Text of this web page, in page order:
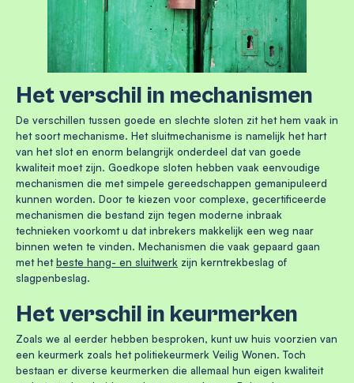
Het verschil in mechanismen
De verschillen tussen goede en slechte sloten zit het hem vaak in
het soort mechanisme. Het sluitmechanisme is namelijk het hart
van het slot en enorm belangrijk onderdeel dat van goede
kwaliteit moet zijn. Goedkope sloten hebben vaak eenvoudige
mechanismen die met simpele gereedschappen gemanipuleerd
kunnen worden. Door te kiezen voor complexe, gecertificeerde
mechanismen die bestand zijn tegen moderne inbraak
technieken voorkomt u dat inbrekers makkelijk een weg naar
binnen weten te vinden. Mechanismen die vaak gepaard gaan
met hetbeste hang- en sluitwerk zijn kerntrekbeslag of
slagpenbeslag.
Het verschil in keurmerken
Zoals we al eerder hebben besproken, kunt uw huis voorzien van
een keurmerk zoals het politiekeurmerk Veilig Wonen. Toch
bestaan er diverse keurmerken die allemaal hun eigen kwaliteit